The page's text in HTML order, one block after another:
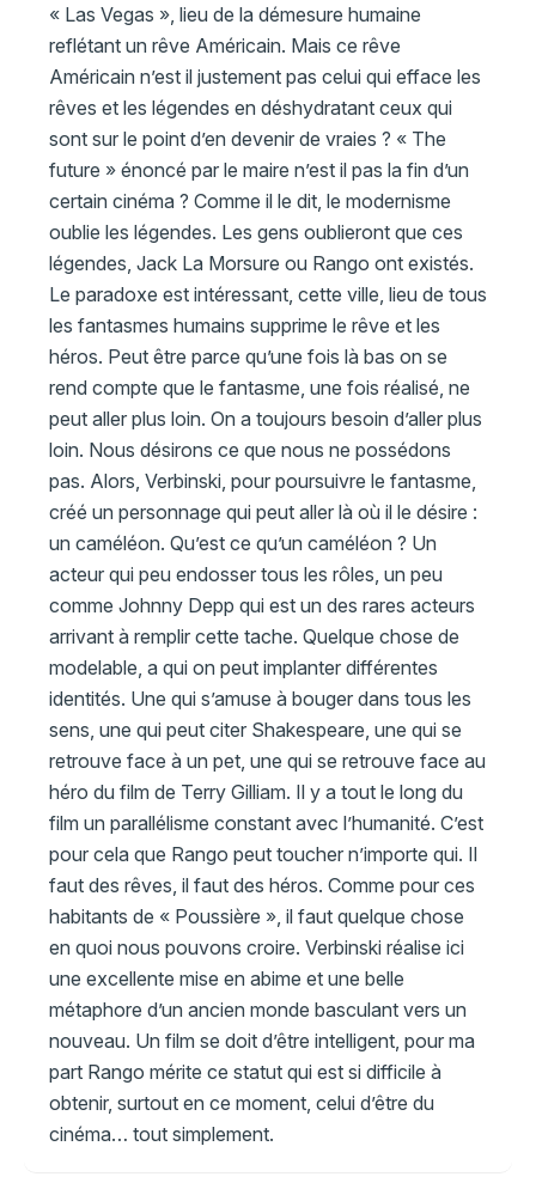
« Las Vegas », lieu de la démesure humaine
reflétant un rêve Américain. Mais ce rêve
Américain n’est il justement pas celui qui efface les
rêves et les légendes en déshydratant ceux qui
sont sur le point d’en devenir de vraies ? « The
future » énoncé par le maire n’est il pas la fin d’un
certain cinéma ? Comme il le dit, le modernisme
oublie les légendes. Les gens oublieront que ces
légendes, Jack La Morsure ou Rango ont existés.
Le paradoxe est intéressant, cette ville, lieu de tous
les fantasmes humains supprime le rêve et les
héros. Peut être parce qu’une fois là bas on se
rend compte que le fantasme, une fois réalisé, ne
peut aller plus loin. On a toujours besoin d’aller plus
loin. Nous désirons ce que nous ne possédons
pas. Alors, Verbinski, pour poursuivre le fantasme,
créé un personnage qui peut aller là où il le désire :
un caméléon. Qu’est ce qu’un caméléon ? Un
acteur qui peu endosser tous les rôles, un peu
comme Johnny Depp qui est un des rares acteurs
arrivant à remplir cette tache. Quelque chose de
modelable, a qui on peut implanter différentes
identités. Une qui s’amuse à bouger dans tous les
sens, une qui peut citer Shakespeare, une qui se
retrouve face à un pet, une qui se retrouve face au
héro du film de Terry Gilliam. Il y a tout le long du
film un parallélisme constant avec l’humanité. C’est
pour cela que Rango peut toucher n’importe qui. Il
faut des rêves, il faut des héros. Comme pour ces
habitants de « Poussière », il faut quelque chose
en quoi nous pouvons croire. Verbinski réalise ici
une excellente mise en abime et une belle
métaphore d’un ancien monde basculant vers un
nouveau. Un film se doit d’être intelligent, pour ma
part Rango mérite ce statut qui est si difficile à
obtenir, surtout en ce moment, celui d’être du
cinéma… tout simplement.